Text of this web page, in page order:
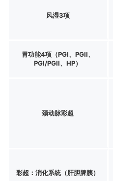
风湿3项
胃功能4项（PGI、PGII、
PGI/PGII、HP）
颈动脉彩超
彩超：消化系统（肝胆脾胰）